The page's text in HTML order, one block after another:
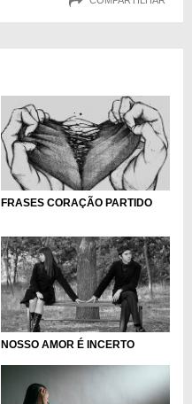
FRASES CORAÇÃO PARTIDO
NOSSO AMOR É INCERTO